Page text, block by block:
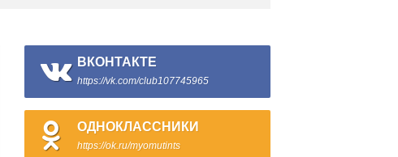
ВКОНТАКТЕ
https://vk.com/club107745965
ОДНОКЛАССНИКИ
https://ok.ru/myomutints